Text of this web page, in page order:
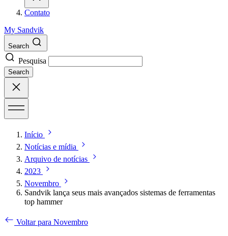
Contato
My Sandvik
Search
Pesquisa
Search
Início
Notícias e mídia
Arquivo de notícias
2023
Novembro
Sandvik lança seus mais avançados sistemas de ferramentas
top hammer
Voltar para Novembro